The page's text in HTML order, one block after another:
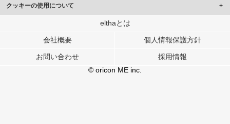
クッキーの使用について
このサイトでは Cookie を使用して、ユーザーに合わせたコンテンツや広告の
行っています。
メディアや広告配信、データ解析の各パートナーに提供しています。
各パートナーは、この情報とユーザーが各パートナーに提供した他の情報や、
ユーザーが各パートナーのサービスを使用したときに収集した他の情報を組み
elthaとは
会社概要 個人情報保護方針
お問い合わせ
採用情報
© oricon ME inc.